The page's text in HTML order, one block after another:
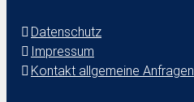
Datenschutz
Impressum
Kontakt allgemeine Anfragen